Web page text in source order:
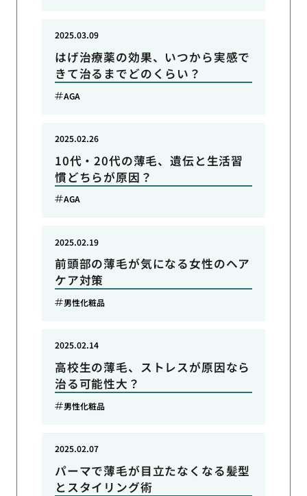
はげ治療薬の効果、いつから実感で
きて治るまでどのくらい？
2025.03.09
AGA
10代・20代の薄毛、遺伝と生活習
慣どちらが原因？
2025.02.26
AGA
前頭部の薄毛が気になる女性のヘア
ケア対策
2025.02.19
男性化粧品
高校生の薄毛、ストレスが原因なら
治る可能性大？
2025.02.14
男性化粧品
パーマで薄毛が目立たなくなる髪型
とスタイリング術
2025.02.07